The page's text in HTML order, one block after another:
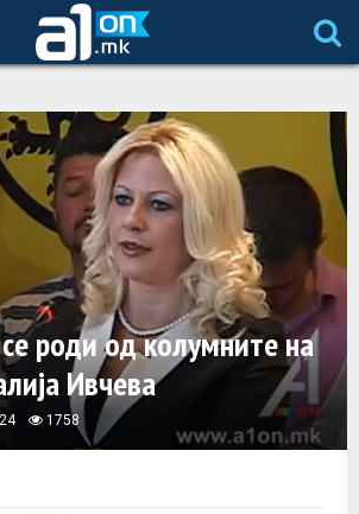
роди од колумните на
Ивчева
1758